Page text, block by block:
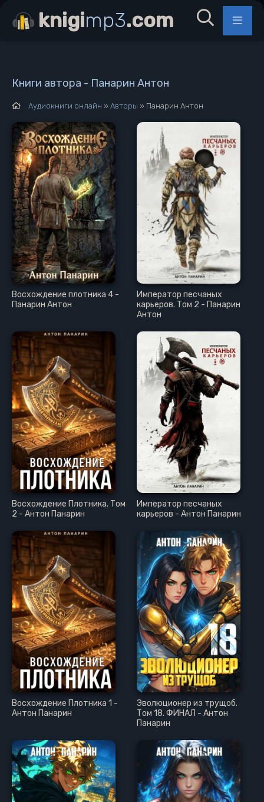
Книги автора - Панарин Антон
Аудиокниги онлайн » Авторы » Панарин Антон
Восхождение плотника 4 -
Панарин Антон
Император песчаных
карьеров. Том 2 - Панарин
Антон
Восхождение Плотника. Том
2 - Антон Панарин
Император песчаных
карьеров - Антон Панарин
Восхождение Плотника 1 -
Антон Панарин
Эволюционер из трущоб.
Том 18. ФИНАЛ - Антон
Панарин
knigimp3.com